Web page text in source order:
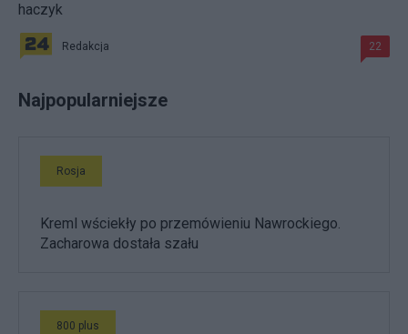
haczyk
Redakcja 22
Najpopularniejsze
Rosja
Kreml wściekły po przemówieniu Nawrockiego.
Zacharowa dostała szału
800 plus